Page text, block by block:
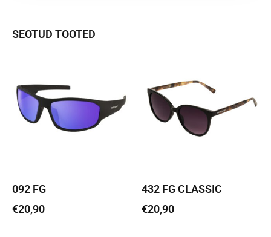
SEOTUD TOOTED
092 FG
€20,90
432 FG CLASSIC
€20,90